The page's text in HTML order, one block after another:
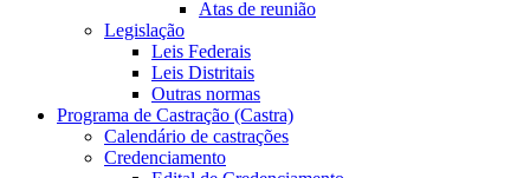
Atas de reunião
Legislação
Leis Federais
Leis Distritais
Outras normas
Programa de Castração (Castra)
Calendário de castrações
Credenciamento